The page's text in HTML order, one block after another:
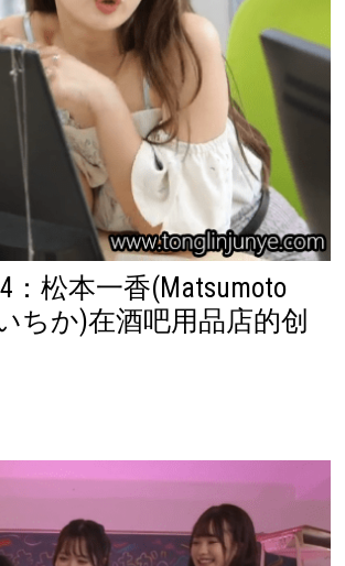
：松本一香(Matsumoto
ちか)在酒吧用品店的创